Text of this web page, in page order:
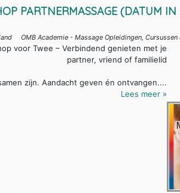
PARTNERMASSAGE (DATUM IN
OMB Academie - Massage Opleidingen,
voor Twee – Verbindend genieten met je
partner, vriend of familielid
zijn. Aandacht geven én ontvangen....
Lees meer »